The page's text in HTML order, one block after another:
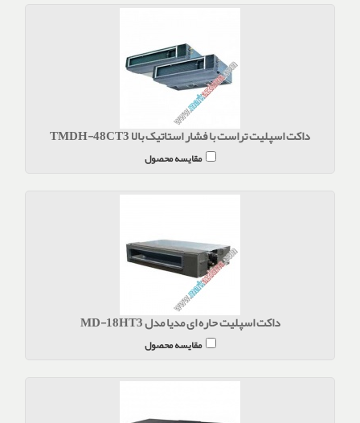
داکت اسپلیت تراست با فشار استاتیک بالا TMDH-48CT3
مقایسه محصول
داکت اسپلیت حاره ای مدیا مدل MD-18HT3
مقایسه محصول